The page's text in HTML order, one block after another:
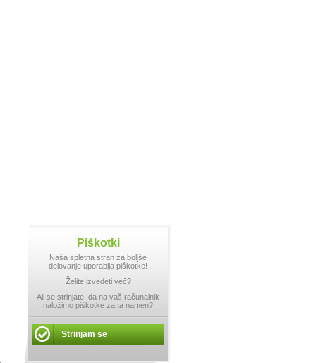
Piškotki
Naša spletna stran za boljše
delovanje uporablja piškotke!
Želite izvedeti več?
Ali se strinjate, da na vaš računalnik
naložimo piškotke za ta namen?
Strinjam se